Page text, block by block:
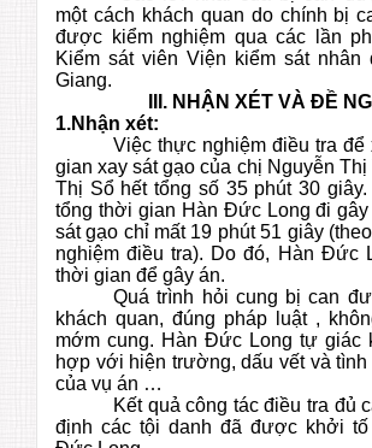
một cách khách quan do chính bị
được kiểm nghiệm qua các lần
Kiểm sát viên Viện kiểm sát nhân
Giang.
III. NHẬN XÉT VÀ ĐỀ
1.Nhận xét:
Việc thực nghiệm điều tra để
gian xay sát gạo của chị Nguyễn
Thị Sổ hết tổng số 35 phút 30
tổng thời gian Hàn Đức Long đi
sát gạo chỉ mất 19 phút 51 giây
nghiệm điều tra). Do đó, Hàn Đức
thời gian để gây án.
Quá trình hỏi cung bị can
khách quan, đúng pháp luật ,
mớm cung. Hàn Đức Long tự giác
hợp với hiện trường, dấu vết và tình
của vụ án …
Kết quả công tác điều tra đủ
định các tội danh đã được khởi